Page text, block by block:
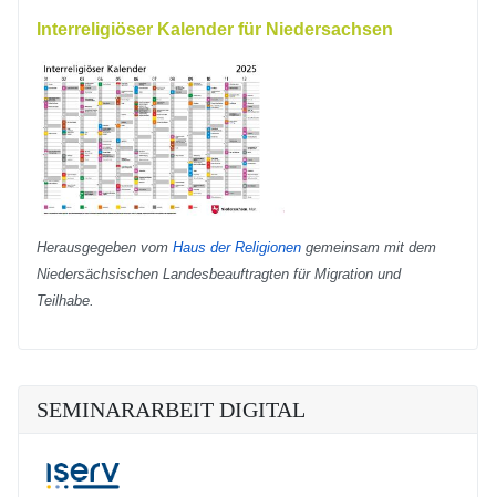
Interreligiöser Kalender für Niedersachsen
Herausgegeben vom Haus der Religionen gemeinsam mit dem
Niedersächsischen Landesbeauftragten für Migration und
Teilhabe.
SEMINARARBEIT DIGITAL